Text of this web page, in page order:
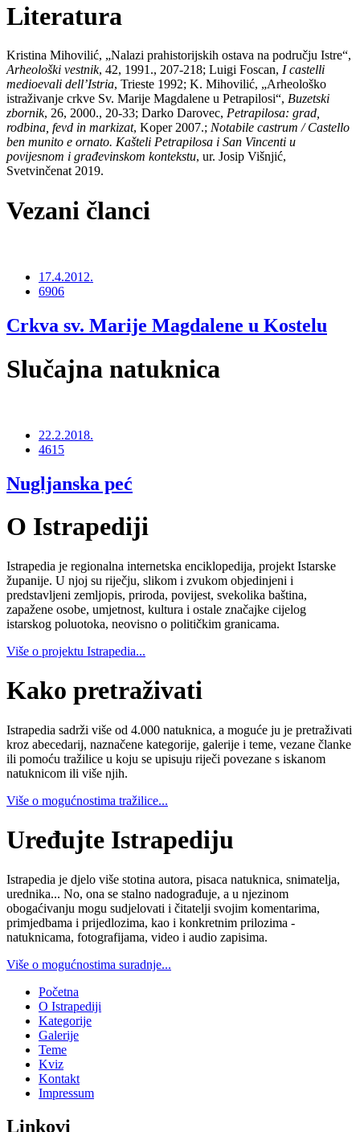
Literatura
Kristina Mihovilić, „Nalazi prahistorijskih ostava na području Istre“,
Arheološki vestnik, 42, 1991., 207-218; Luigi Foscan, I castelli
medioevali dell’Istria, Trieste 1992; K. Mihovilić, „Arheološko
istraživanje crkve Sv. Marije Magdalene u Petrapilosi“, Buzetski
zbornik, 26, 2000., 20-33; Darko Darovec, Petrapilosa: grad,
rodbina, fevd in markizat, Koper 2007.; Notabile castrum / Castello
ben munito e ornato. Kašteli Petrapilosa i San Vincenti u
povijesnom i građevinskom kontekstu, ur. Josip Višnjić,
Svetvinčenat 2019.
Vezani članci
17.4.2012.
6906
Crkva sv. Marije Magdalene u Kostelu
Slučajna natuknica
22.2.2018.
4615
Nugljanska peć
O Istrapediji
Istrapedia je regionalna internetska enciklopedija, projekt Istarske
županije. U njoj su riječju, slikom i zvukom objedinjeni i
predstavljeni zemljopis, priroda, povijest, svekolika baština,
zapažene osobe, umjetnost, kultura i ostale značajke cijelog
istarskog poluotoka, neovisno o političkim granicama.
Više o projektu Istrapedia...
Kako pretraživati
Istrapedia sadrži više od 4.000 natuknica, a moguće ju je pretraživati
kroz abecedarij, naznačene kategorije, galerije i teme, vezane članke
ili pomoću tražilice u koju se upisuju riječi povezane s iskanom
natuknicom ili više njih.
Više o mogućnostima tražilice...
Uređujte Istrapediju
Istrapedia je djelo više stotina autora, pisaca natuknica, snimatelja,
urednika... No, ona se stalno nadograđuje, a u njezinom
obogaćivanju mogu sudjelovati i čitatelji svojim komentarima,
primjedbama i prijedlozima, kao i konkretnim prilozima -
natuknicama, fotografijama, video i audio zapisima.
Više o mogućnostima suradnje...
Početna
O Istrapediji
Kategorije
Galerije
Teme
Kviz
Kontakt
Impressum
Linkovi